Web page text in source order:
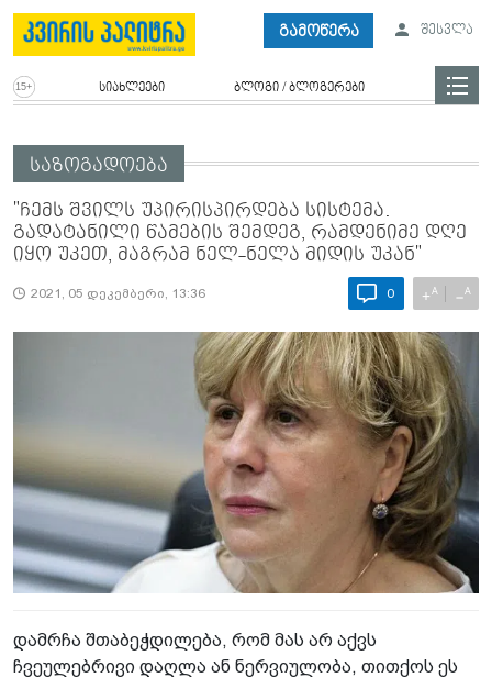
გამოწერა შესვლა
სიახლეები ბლოგი / ბლოგერები
საზოგადოება
"ჩემს შვილს უპირისპირდება სისტემა.
გადატანილი წამების შემდეგ, რამდენიმე დღე
იყო უკეთ, მაგრამ ნელ-ნელა მიდის უკან"
2021, 05 დეკემბერი, 13:36 0 +A −A
დამრჩა შთაბეჭდილება, რომ მას არ აქვს
ჩვეულებრივი დაღლა ან ნერვიულობა, თითქოს ეს